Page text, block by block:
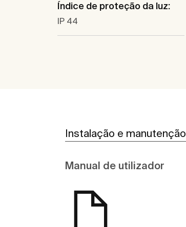
Índice de proteção da luz:
IP 44
Instalação e manutenção
Manual de utilizador